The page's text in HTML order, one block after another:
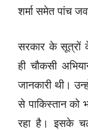
शर्मा समेत पांच
सरकार के सूत्रों
ही चौकसी
जानकारी थी।
से पाकिस्तान को
रहा है। इसके